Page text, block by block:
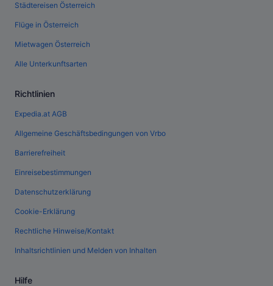
Städtereisen Österreich
Flüge in Österreich
Mietwagen Österreich
Alle Unterkunftsarten
Richtlinien
Expedia.at AGB
Allgemeine Geschäftsbedingungen von Vrbo
Barrierefreiheit
Einreisebestimmungen
Datenschutzerklärung
Cookie-Erklärung
Rechtliche Hinweise/Kontakt
Inhaltsrichtlinien und Melden von Inhalten
Hilfe